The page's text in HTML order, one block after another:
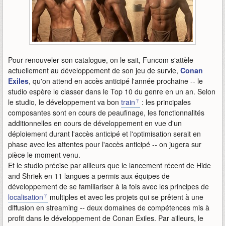
Pour renouveler son catalogue, on le sait, Funcom s'attèle
actuellement au développement de son jeu de survie, Conan
Exiles, qu'on attend en accès anticipé l'année prochaine -- le
studio espère le classer dans le Top 10 du genre en un an. Selon
le studio, le développement va bon train
: les principales
composantes sont en cours de peaufinage, les fonctionnalités
additionnelles en cours de développement en vue d'un
déploiement durant l'accès anticipé et l'optimisation serait en
phase avec les attentes pour l'accès anticipé -- on jugera sur
pièce le moment venu.
Et le studio précise par ailleurs que le lancement récent de Hide
and Shriek en 11 langues a permis aux équipes de
développement de se familiariser à la fois avec les principes de
localisation
multiples et avec les projets qui se prêtent à une
diffusion en streaming -- deux domaines de compétences mis à
profit dans le développement de Conan Exiles. Par ailleurs, le